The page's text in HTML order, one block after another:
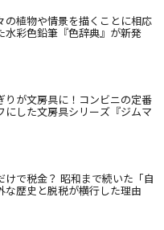
の植物や情景を描くことに相応
水彩色鉛筆『色辞典』が新発
りが文房具に！コンビニの定番
にした文房具シリーズ『ジムマ
けで税金？ 昭和まで続いた「自
な歴史と脱税が横行した理由